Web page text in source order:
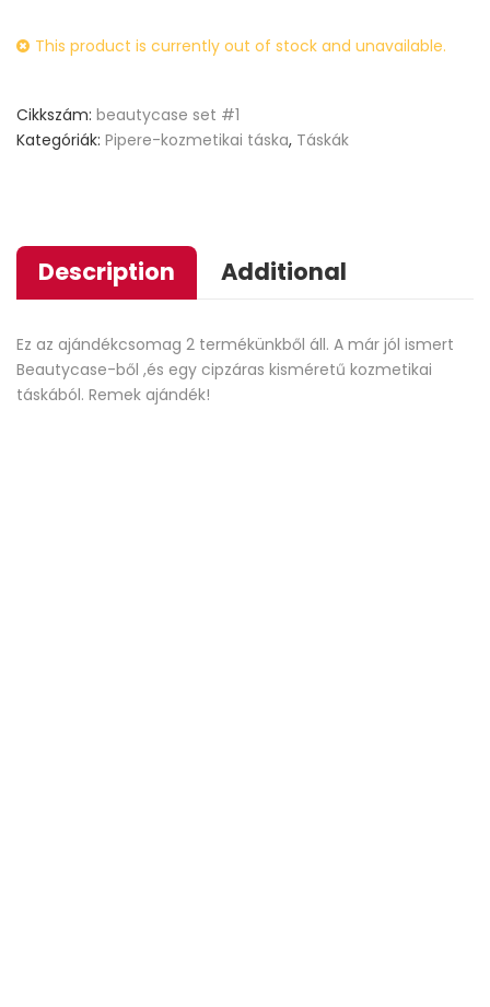
customer
This product is currently out of stock and unavailable.
Cikkszám: beautycase set #1
Kategóriák: Pipere-kozmetikai táska, Táskák
Description Additional
Ez az ajándékcsomag 2 termékünkből áll. A már jól ismert
Beautycase-ből ,és egy cipzáras kisméretű kozmetikai
táskából. Remek ajándék!